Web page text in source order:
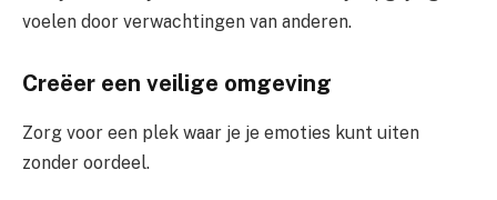
voelen door verwachtingen van anderen.
Creëer een veilige omgeving
Zorg voor een plek waar je je emoties kunt uiten
zonder oordeel.